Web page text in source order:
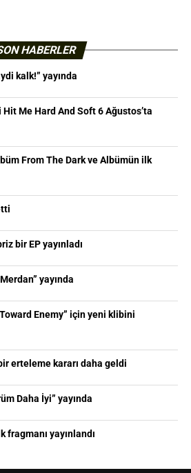
HABERLER
kalk!” yayında
Me Hard And Soft 6 Ağustos’ta
From The Dark ve Albümün ilk
bir EP yayınladı
yayında
Enemy” için yeni klibini
erteleme kararı daha geldi
Daha İyi” yayında
fragmanı yayınlandı